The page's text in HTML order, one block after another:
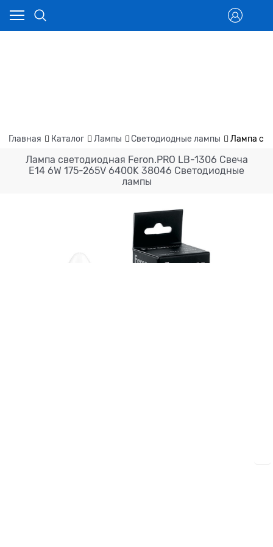
Главная Каталог Лампы Светодиодные лампы Лампа
Лампа светодиодная Feron.PRO LB-1306 Свеча
E14 6W 175-265V 6400K 38046 Светодиодные
лампы